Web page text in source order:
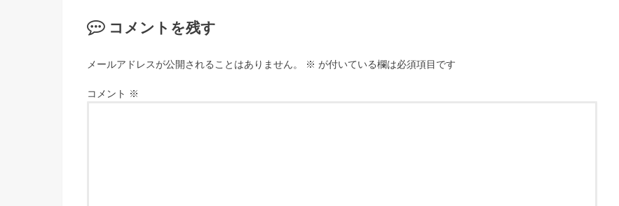
コメントを残す
メールアドレスが公開されることはありません。 ※ が付いている欄は必須項目です
コメント ※